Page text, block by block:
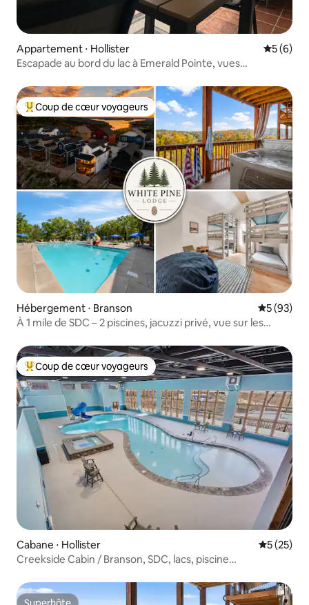
Appartement ⋅ Hollister
5 (6)
Escapade au bord du lac à Emerald Pointe, vues
Coups de cœur voyageurs les plus appréciés
Coup de cœur voyageurs
Hébergement ⋅ Branson
5 (93)
À 1 mile de SDC – 2 piscines, jacuzzi privé, vue sur les
Coups de cœur voyageurs les plus appréciés
Coup de cœur voyageurs
Cabane ⋅ Hollister
5 (25)
Creekside Cabin / Branson, SDC, lacs, piscine